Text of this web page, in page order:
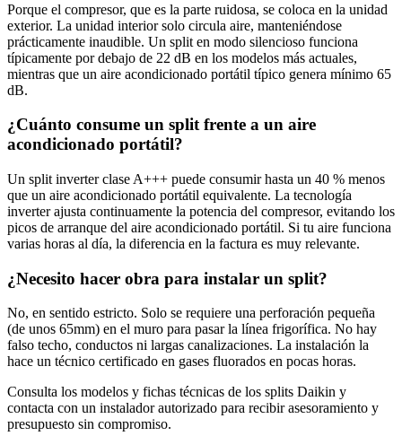
Porque el compresor, que es la parte ruidosa, se coloca en la unidad
exterior. La unidad interior solo circula aire, manteniéndose
prácticamente inaudible. Un split en modo silencioso funciona
típicamente por debajo de 22 dB en los modelos más actuales,
mientras que un aire acondicionado portátil típico genera mínimo 65
dB.
¿Cuánto consume un split frente a un aire
acondicionado portátil?
Un split inverter clase A+++ puede consumir hasta un 40 % menos
que un aire acondicionado portátil equivalente. La tecnología
inverter ajusta continuamente la potencia del compresor, evitando los
picos de arranque del aire acondicionado portátil. Si tu aire funciona
varias horas al día, la diferencia en la factura es muy relevante.
¿Necesito hacer obra para instalar un split?
No, en sentido estricto. Solo se requiere una perforación pequeña
(de unos 65mm) en el muro para pasar la línea frigorífica. No hay
falso techo, conductos ni largas canalizaciones. La instalación la
hace un técnico certificado en gases fluorados en pocas horas.
Consulta los modelos y fichas técnicas de los splits Daikin y
contacta con un instalador autorizado para recibir asesoramiento y
presupuesto sin compromiso.